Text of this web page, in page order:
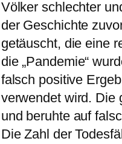
Völker schlechter
der Geschichte
getäuscht, die eine
die „Pandemie“
falsch positive
verwendet wird. Die
und beruhte auf
Die Zahl der